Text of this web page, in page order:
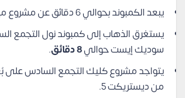
يبعد الكمبوند بحوالي 6 دقائق عن مشروع ميفيدا.
يستغرق الذهاب إلى كمبوند نول التجمع
سوديك إيست حوالي8 دقائق
.
يتواجد مشروع كليك التجمع السادس على
من ديستريكت 5.